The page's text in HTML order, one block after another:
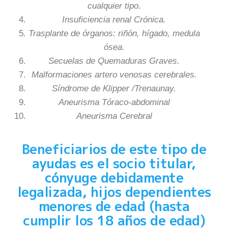
cualquier tipo.
Insuficiencia renal Crónica.
Trasplante de órganos: riñón, hígado, medula
ósea.
Secuelas de Quemaduras Graves.
Malformaciones artero venosas cerebrales.
Síndrome de Klipper /Trenaunay.
Aneurisma Tóraco-abdominal
Aneurisma Cerebral
Beneficiarios de este tipo de
ayudas es el socio titular,
cónyuge debidamente
legalizada, hijos dependientes
menores de edad (hasta
cumplir los 18 años de edad)